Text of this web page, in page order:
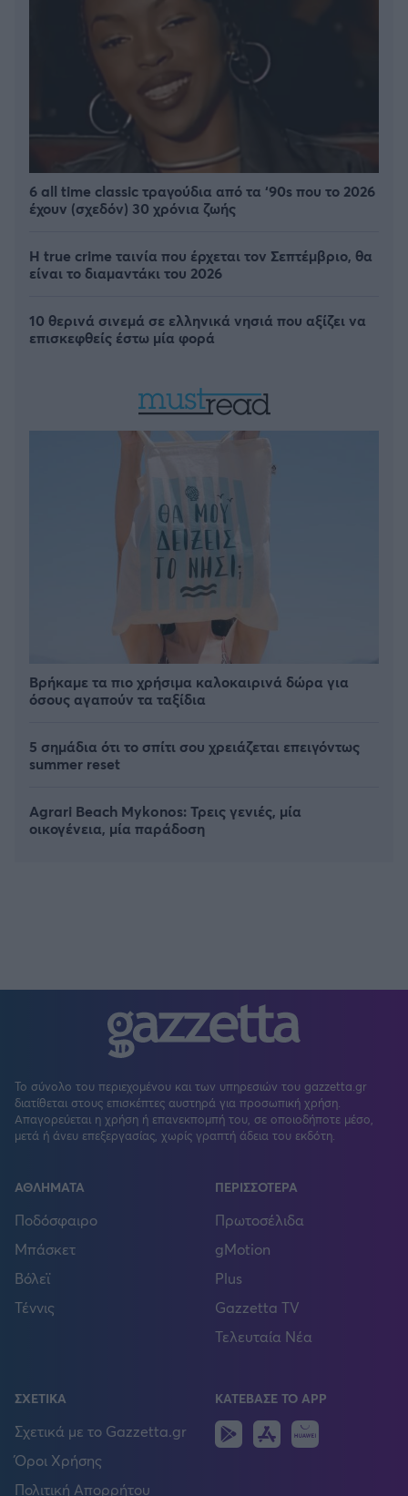
6 all time classic τραγούδια από τα ‘90s που το 2026
έχουν (σχεδόν) 30 χρόνια ζωής
Η true crime ταινία που έρχεται τον Σεπτέμβριο, θα
είναι το διαμαντάκι του 2026
10 θερινά σινεμά σε ελληνικά νησιά που αξίζει να
επισκεφθείς έστω μία φορά
Βρήκαμε τα πιο χρήσιμα καλοκαιρινά δώρα για
όσους αγαπούν τα ταξίδια
5 σημάδια ότι το σπίτι σου χρειάζεται επειγόντως
summer reset
Agrari Beach Mykonos: Τρεις γενιές, μία
οικογένεια, μία παράδοση
Το σύνολο του περιεχομένου και των υπηρεσιών του gazzetta.gr
διατίθεται στους επισκέπτες αυστηρά για προσωπική χρήση.
Απαγορεύεται η χρήση ή επανεκπομπή του, σε οποιοδήποτε μέσο,
μετά ή άνευ επεξεργασίας, χωρίς γραπτή άδεια του εκδότη.
ΑΘΛΗΜΑΤΑ
Ποδόσφαιρο
Μπάσκετ
Βόλεϊ
Τέννις
ΠΕΡΙΣΣΟΤΕΡΑ
Πρωτοσέλιδα
gMotion
Plus
Gazzetta TV
Τελευταία Νέα
ΣΧΕΤΙΚΑ
Σχετικά με το Gazzetta.gr
Όροι Χρήσης
Πολιτική Απορρήτου
ΚΑΤΕΒΑΣΕ ΤΟ APP
Android
IOS